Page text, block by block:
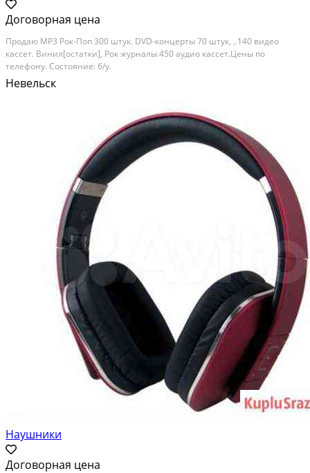
Договорная цена
Продаю MP3 Рок-Поп 300 штук. DVD-концерты 70 штук, ,.140 видео
кассет. Винил[остатки], Рок журналы.450 аудио кассет.Цены по
телефону. Состояние: б/у.
Невельск
Наушники
Договорная цена